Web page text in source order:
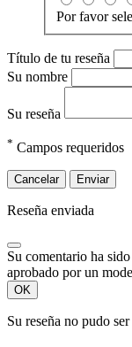
Por favor
Título de tu reseña
Su nombre
Su reseña
* Campos requeridos
Cancelar Enviar
Reseña enviada
Su comentario ha
aprobado por un
OK
Su reseña no pudo